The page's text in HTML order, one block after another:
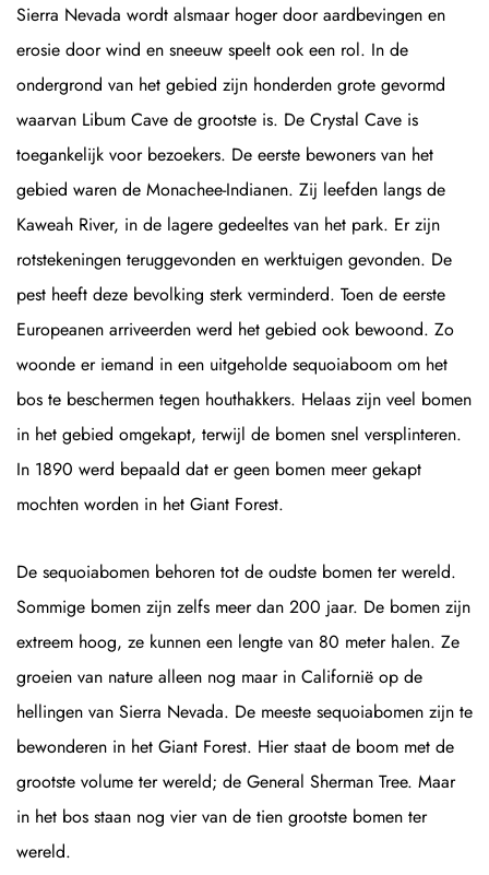
Sierra Nevada wordt alsmaar hoger door aardbevingen en
erosie door wind en sneeuw speelt ook een rol. In de
ondergrond van het gebied zijn honderden grote gevormd
waarvan Libum Cave de grootste is. De Crystal Cave is
toegankelijk voor bezoekers. De eerste bewoners van het
gebied waren de Monachee-Indianen. Zij leefden langs de
Kaweah River, in de lagere gedeeltes van het park. Er zijn
rotstekeningen teruggevonden en werktuigen gevonden. De
pest heeft deze bevolking sterk verminderd. Toen de eerste
Europeanen arriveerden werd het gebied ook bewoond. Zo
woonde er iemand in een uitgeholde sequoiaboom om het
bos te beschermen tegen houthakkers. Helaas zijn veel bomen
in het gebied omgekapt, terwijl de bomen snel versplinteren.
In 1890 werd bepaald dat er geen bomen meer gekapt
mochten worden in het Giant Forest.
De sequoiabomen behoren tot de oudste bomen ter wereld.
Sommige bomen zijn zelfs meer dan 200 jaar. De bomen zijn
extreem hoog, ze kunnen een lengte van 80 meter halen. Ze
groeien van nature alleen nog maar in Californië op de
hellingen van Sierra Nevada. De meeste sequoiabomen zijn te
bewonderen in het Giant Forest. Hier staat de boom met de
grootste volume ter wereld; de General Sherman Tree. Maar
in het bos staan nog vier van de tien grootste bomen ter
wereld.